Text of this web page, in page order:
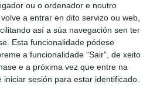
ou o ordenador e noutro
a entrar en dito servizo ou web,
así a súa navegación sen ter
Esta funcionalidade pódese
a funcionalidade “Sair”, de xeito
e a próxima vez que entre na
iniciar sesión para estar identificado.